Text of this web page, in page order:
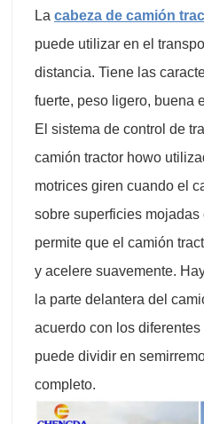
La cabeza de camión
puede utilizar en el
distancia. Tiene las
fuerte, peso ligero, buena
El sistema de control de
camión tractor howo
motrices giren cuando el
sobre superficies
permite que el camión
y acelere suavemente.
la parte delantera del
acuerdo con los
puede dividir en
completo.